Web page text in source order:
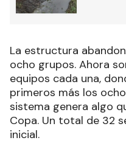
La estructura
ocho grupos. Ahora
equipos cada una,
primeros más los
sistema genera algo
Copa. Un total de 32
inicial.